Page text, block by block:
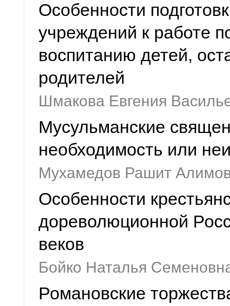
Особенности
учреждений к работе
воспитанию детей,
родителей
Шмакова Евгения
Мусульманские
необходимость или
Мухамедов Рашит
Особенности
дореволюционной
веков
Бойко Наталья
Романовские